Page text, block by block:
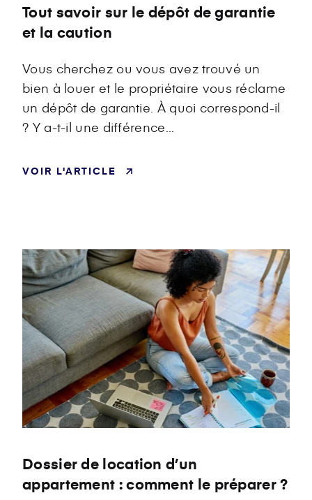
Tout savoir sur le dépôt de garantie
et la caution
Vous cherchez ou vous avez trouvé un
bien à louer et le propriétaire vous réclame
un dépôt de garantie. À quoi correspond-il
? Y a-t-il une différence...
VOIR L'ARTICLE
Dossier de location d’un
appartement : comment le préparer ?